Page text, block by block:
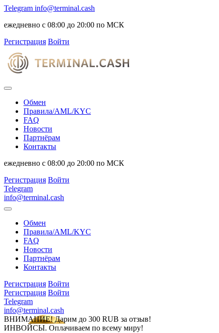
Telegram info@terminal.cash
ежедневно с 08:00 до 20:00 по МСК
Регистрация Войти
Обмен
Правила/AML/KYC
FAQ
Новости
Партнёрам
Контакты
ежедневно с 08:00 до 20:00 по МСК
Регистрация Войти
Telegram
info@terminal.cash
Обмен
Правила/AML/KYC
FAQ
Новости
Партнёрам
Контакты
Регистрация Войти
Регистрация Войти
Telegram
info@terminal.cash
ВНИМАНИЕ! Дарим до 300 RUB за отзыв!
ИНВОЙСЫ. Оплачиваем по всему миру!